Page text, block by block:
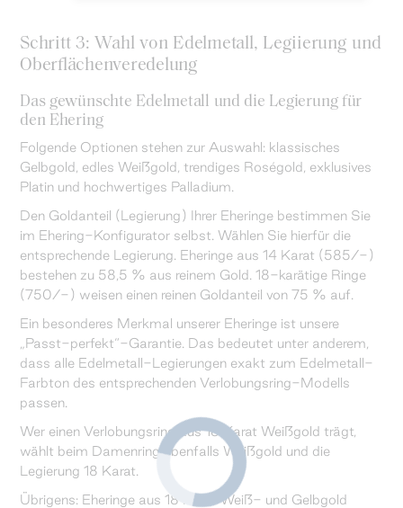
Schritt 3: Wahl von Edelmetall, Legiierung und
Oberflächenveredelung
Das gewünschte Edelmetall und die Legierung für
den Ehering
Folgende Optionen stehen zur Auswahl: klassisches
Gelbgold, edles Weißgold, trendiges Roségold, exklusives
Platin und hochwertiges Palladium.
Den Goldanteil (Legierung) Ihrer Eheringe bestimmen Sie
im Ehering-Konfigurator selbst. Wählen Sie hierfür die
entsprechende Legierung. Eheringe aus 14 Karat (585/-)
bestehen zu 58,5 % aus reinem Gold. 18-karätige Ringe
(750/-) weisen einen reinen Goldanteil von 75 % auf.
Ein besonderes Merkmal unserer Eheringe ist unsere
„Passt-perfekt“-Garantie. Das bedeutet unter anderem,
dass alle Edelmetall-Legierungen exakt zum Edelmetall-
Farbton des entsprechenden Verlobungsring-Modells
passen.
Wer einen Verlobungsring aus 18 Karat Weißgold trägt,
wählt beim Damenring ebenfalls Weißgold und die
Legierung 18 Karat.
Übrigens: Eheringe aus 18 Karat Weiß- und Gelbgold